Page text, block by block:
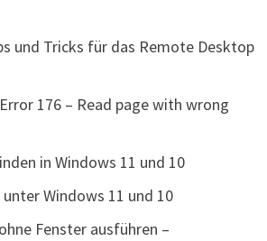
und Tricks für das Remote Desktop
176 – Read page with wrong
in Windows 11 und 10
Windows 11 und 10
Fenster ausführen –